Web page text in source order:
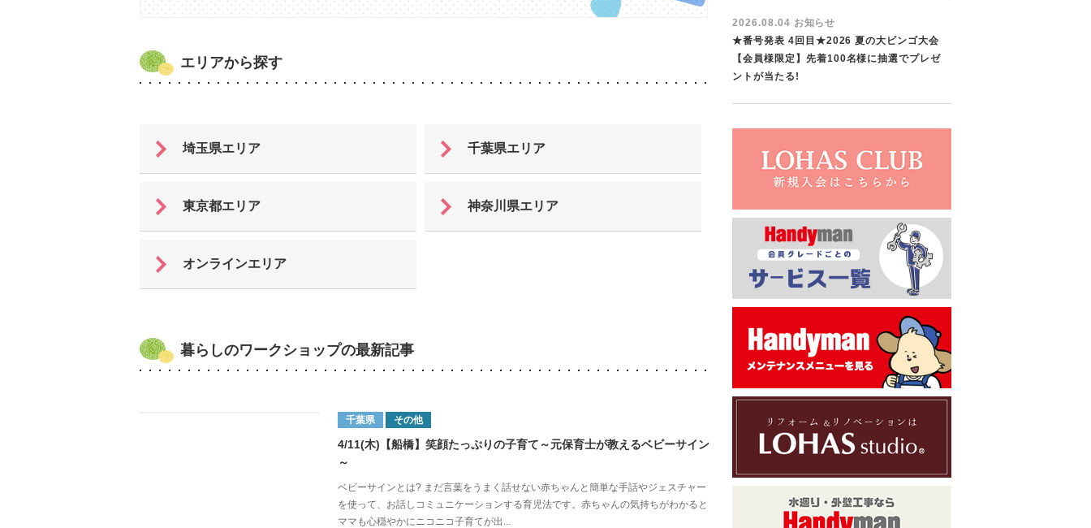
エリアから探す
埼玉県エリア 千葉県エリア
東京都エリア 神奈川県エリア
オンラインエリア
暮らしのワークショップの最新記事
千葉県 その他
4/11(木)【船橋】笑顔たっぷりの子育て～元保育士が教えるベビーサイン
～
ベビーサインとは? まだ言葉をうまく話せない赤ちゃんと簡単な手話やジェスチャー
を使って、お話しコミュニケーションする育児法です。赤ちゃんの気持ちがわかると
ママも心穏やかにニコニコ子育てが出...
2026.08.04 お知らせ
★番号発表 4回目★2026 夏の大ビンゴ大会
【会員様限定】先着100名様に抽選でプレゼ
ントが当たる!